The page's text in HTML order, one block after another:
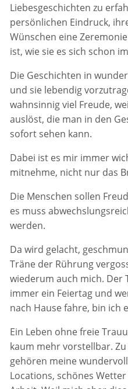
Liebesgeschichten zu
persönlichen Eindruck,
Wünschen eine
ist, wie sie es sich schon
Die Geschichten in
und sie lebendig
wahnsinnig viel Freude,
auslöst, die man in den
sofort sehen kann.
Dabei ist es mir immer
mitnehme, nicht nur das
Die Menschen sollen
es muss
werden.
Da wird gelacht,
Träne der Rührung
wiederum auch mich. Der
immer ein Feiertag und
nach Hause fahre, bin ich
Ein Leben ohne freie
kaum mehr vorstellbar.
gehören meine
Locations, schönes